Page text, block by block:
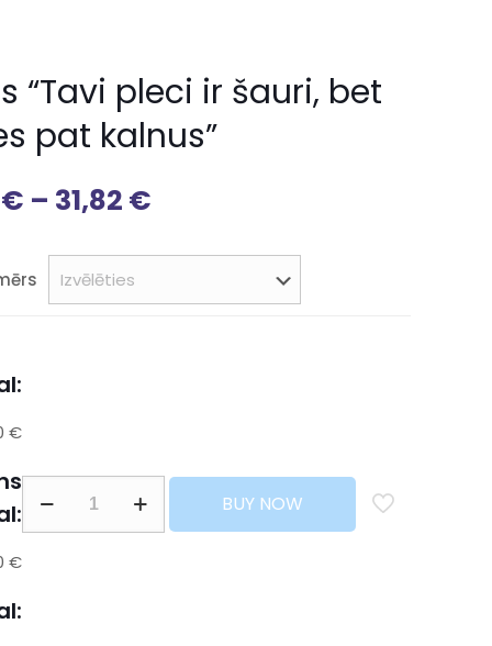
“Tavi pleci ir šauri, bet
pat kalnus”
€ – 31,82 €
€
€
BUY NOW